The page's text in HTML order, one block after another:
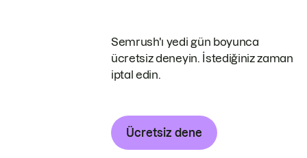
Semrush'ı yedi gün boyunca
ücretsiz deneyin. İstediğiniz zaman
iptal edin.
Ücretsiz dene